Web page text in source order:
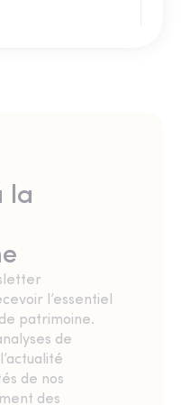
la
l’essentiel
patrimoine.
de
de nos
des